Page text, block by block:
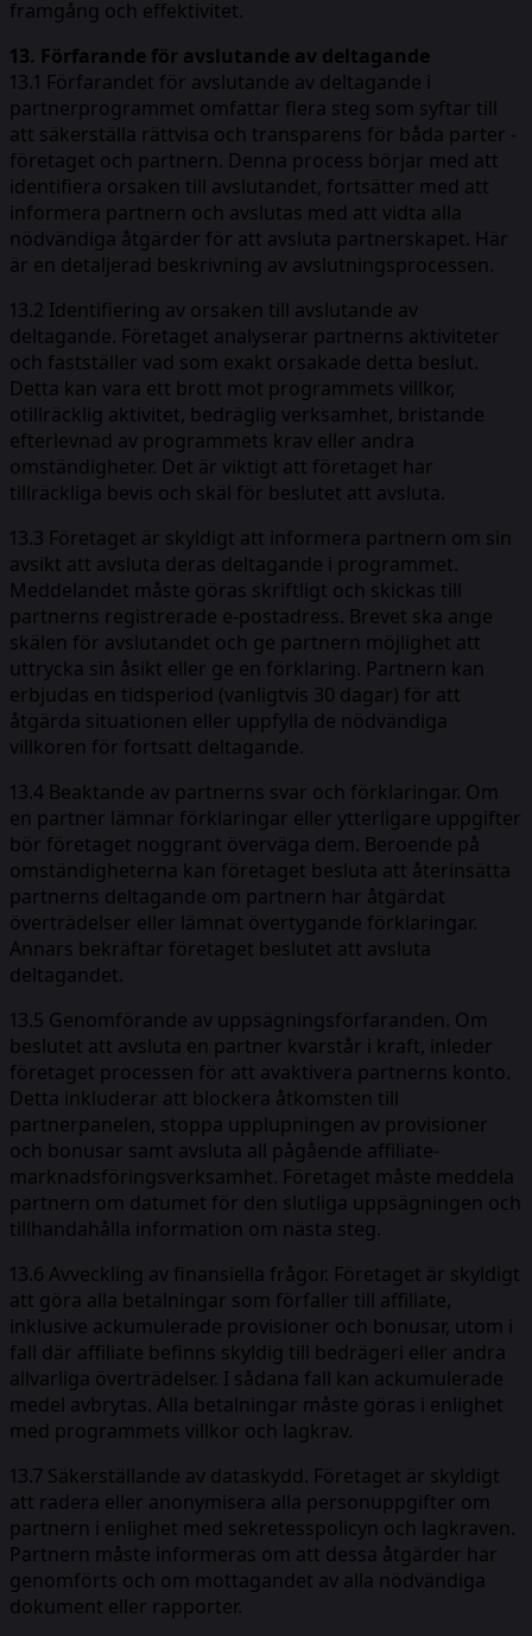
framgång och effektivitet.
13. Förfarande för avslutande av deltagande
13.1 Förfarandet för avslutande av deltagande i
partnerprogrammet omfattar flera steg som syftar till
att säkerställa rättvisa och transparens för båda parter -
företaget och partnern. Denna process börjar med att
identifiera orsaken till avslutandet, fortsätter med att
informera partnern och avslutas med att vidta alla
nödvändiga åtgärder för att avsluta partnerskapet. Här
är en detaljerad beskrivning av avslutningsprocessen.
13.2 Identifiering av orsaken till avslutande av
deltagande. Företaget analyserar partnerns aktiviteter
och fastställer vad som exakt orsakade detta beslut.
Detta kan vara ett brott mot programmets villkor,
otillräcklig aktivitet, bedräglig verksamhet, bristande
efterlevnad av programmets krav eller andra
omständigheter. Det är viktigt att företaget har
tillräckliga bevis och skäl för beslutet att avsluta.
13.3 Företaget är skyldigt att informera partnern om sin
avsikt att avsluta deras deltagande i programmet.
Meddelandet måste göras skriftligt och skickas till
partnerns registrerade e-postadress. Brevet ska ange
skälen för avslutandet och ge partnern möjlighet att
uttrycka sin åsikt eller ge en förklaring. Partnern kan
erbjudas en tidsperiod (vanligtvis 30 dagar) för att
åtgärda situationen eller uppfylla de nödvändiga
villkoren för fortsatt deltagande.
13.4 Beaktande av partnerns svar och förklaringar. Om
en partner lämnar förklaringar eller ytterligare uppgifter
bör företaget noggrant överväga dem. Beroende på
omständigheterna kan företaget besluta att återinsätta
partnerns deltagande om partnern har åtgärdat
överträdelser eller lämnat övertygande förklaringar.
Annars bekräftar företaget beslutet att avsluta
deltagandet.
13.5 Genomförande av uppsägningsförfaranden. Om
beslutet att avsluta en partner kvarstår i kraft, inleder
företaget processen för att avaktivera partnerns konto.
Detta inkluderar att blockera åtkomsten till
partnerpanelen, stoppa upplupningen av provisioner
och bonusar samt avsluta all pågående affiliate-
marknadsföringsverksamhet. Företaget måste meddela
partnern om datumet för den slutliga uppsägningen och
tillhandahålla information om nästa steg.
13.6 Avveckling av finansiella frågor. Företaget är skyldigt
att göra alla betalningar som förfaller till affiliate,
inklusive ackumulerade provisioner och bonusar, utom i
fall där affiliate befinns skyldig till bedrägeri eller andra
allvarliga överträdelser. I sådana fall kan ackumulerade
medel avbrytas. Alla betalningar måste göras i enlighet
med programmets villkor och lagkrav.
13.7 Säkerställande av dataskydd. Företaget är skyldigt
att radera eller anonymisera alla personuppgifter om
partnern i enlighet med sekretesspolicyn och lagkraven.
Partnern måste informeras om att dessa åtgärder har
genomförts och om mottagandet av alla nödvändiga
dokument eller rapporter.